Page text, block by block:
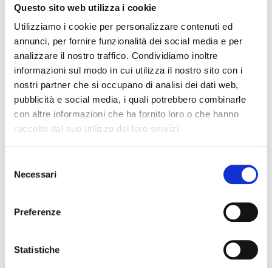
Questo sito web utilizza i cookie
Utilizziamo i cookie per personalizzare contenuti ed
annunci, per fornire funzionalità dei social media e per
analizzare il nostro traffico. Condividiamo inoltre
informazioni sul modo in cui utilizza il nostro sito con i
nostri partner che si occupano di analisi dei dati web,
pubblicità e social media, i quali potrebbero combinarle
con altre informazioni che ha fornito loro o che hanno
raccolto dal suo utilizzo dei loro servizi.
delNecessari
Preferenze
Statistiche
DUNLOP
418R TORTEX STANDARD